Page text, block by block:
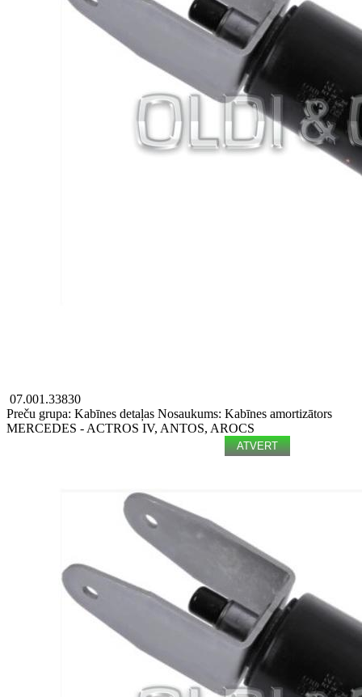
07.001.33830
Preču grupa: Kabīnes detaļas Nosaukums: Kabīnes amortizātors
MERCEDES - ACTROS IV, ANTOS, AROCS
ATVERT